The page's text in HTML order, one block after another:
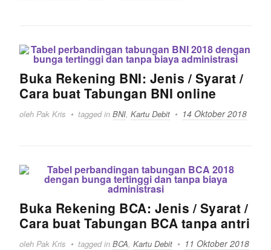
Buka Rekening BNI: Jenis / Syarat /
Cara buat Tabungan BNI online
oleh Pak Kris tagged in BNI, Kartu Debit 14 Oktober 2018
Buka Rekening BCA: Jenis / Syarat /
Cara buat Tabungan BCA tanpa antri
oleh Pak Kris tagged in BCA, Kartu Debit 11 Oktober 2018